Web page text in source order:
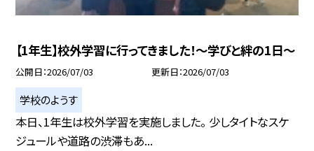
【1年生】校外学習に行ってきました！～学びと絆の1日～
公開日 2026/07/03 更新日 2026/07/03
学校のようす
本日、1年生は校外学習を実施しました。 少しタイトなスケ
ジュールや道路の渋滞もあ...